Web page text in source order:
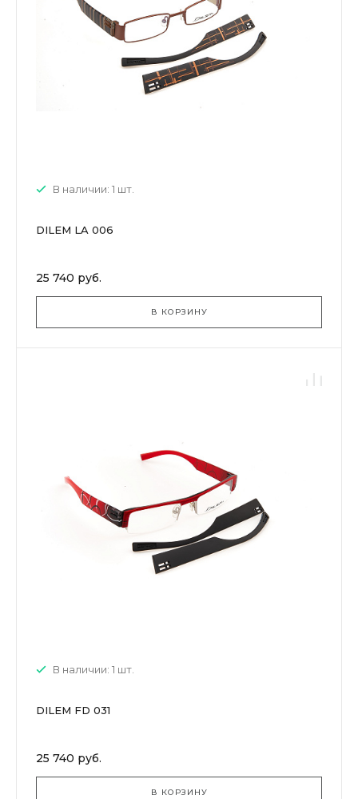
В наличии: 1 шт.
DILEM LA 006
25 740 руб.
В КОРЗИНУ
В наличии: 1 шт.
DILEM FD 031
25 740 руб.
В КОРЗИНУ